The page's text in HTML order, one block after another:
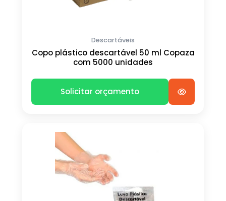
Descartáveis
Copo plástico descartável 50 ml Copaza
com 5000 unidades
Solicitar orçamento